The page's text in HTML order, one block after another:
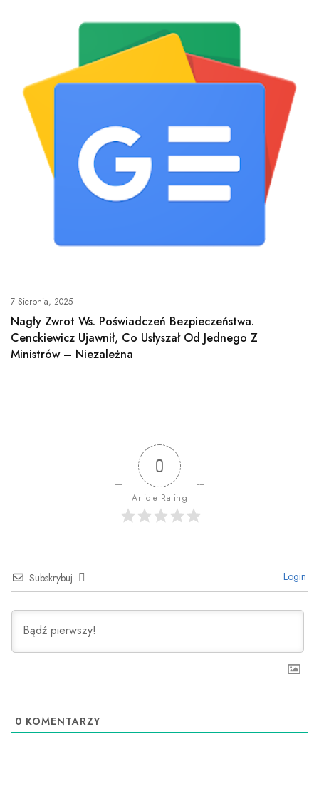
7 Sierpnia, 2025
Nagły Zwrot Ws. Poświadczeń Bezpieczeństwa.
Cenckiewicz Ujawnił, Co Usłyszał Od Jednego Z
Ministrów – Niezależna
0
Article Rating
Subskrybuj Login
0 KOMENTARZY